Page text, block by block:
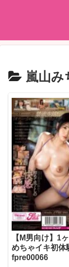
嵐山み
【M男向け】1
めちゃイキ初体
fpre00066